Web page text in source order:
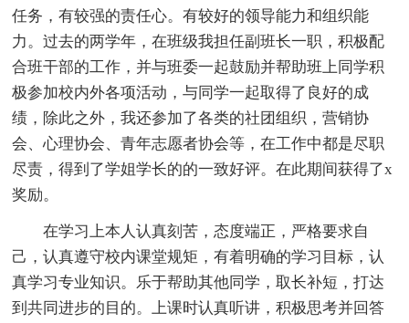
任务，有较强的责任心。有较好的领导能力和组织能
力。过去的两学年，在班级我担任副班长一职，积极配
合班干部的工作，并与班委一起鼓励并帮助班上同学积
极参加校内外各项活动，与同学一起取得了良好的成
绩，除此之外，我还参加了各类的社团组织，营销协
会、心理协会、青年志愿者协会等，在工作中都是尽职
尽责，得到了学姐学长的的一致好评。在此期间获得了x
奖励。
在学习上本人认真刻苦，态度端正，严格要求自
己，认真遵守校内课堂规矩，有着明确的学习目标，认
真学习专业知识。乐于帮助其他同学，取长补短，打达
到共同进步的目的。上课时认真听讲，积极思考并回答